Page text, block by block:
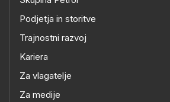
Podjetja in storitve
Trajnostni razvoj
Kariera
Za vlagatelje
Za medije